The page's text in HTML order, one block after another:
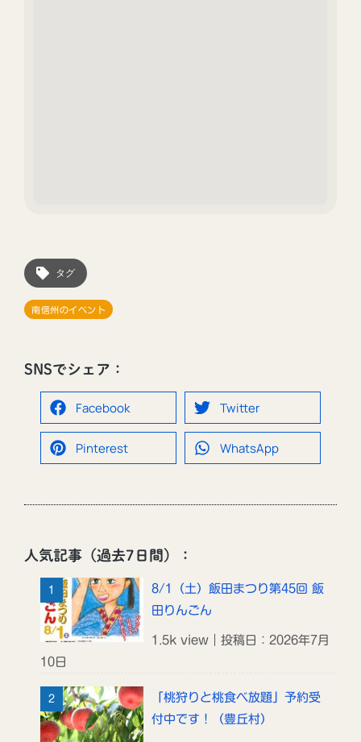
タグ
南信州のイベント
SNSでシェア：
Facebook Twitter
Pinterest WhatsApp
人気記事（過去7日間）：
8/1（土）飯田まつり第45回 飯
田りんごん
1.5k view｜投稿日：2026年7月
10日
「桃狩りと桃食べ放題」予約受
付中です！（豊丘村）